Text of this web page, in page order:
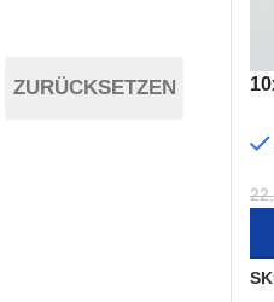
ZURÜCKSETZEN